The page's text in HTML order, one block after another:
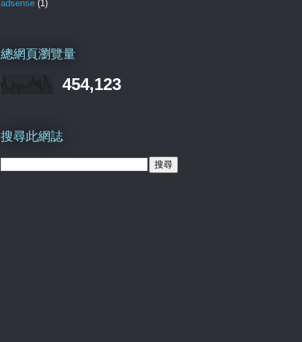
adsense (1)
總網頁瀏覽量
454,123
搜尋此網誌